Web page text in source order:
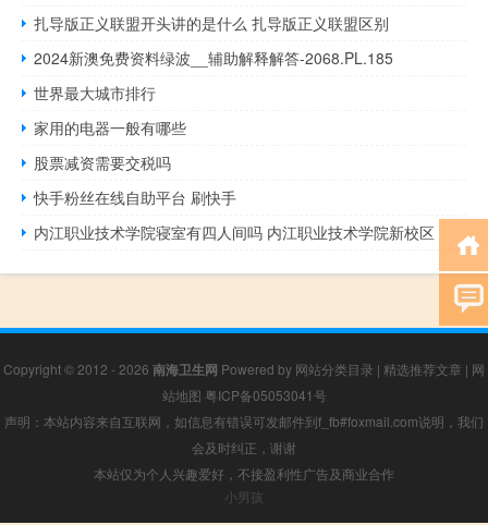
扎导版正义联盟开头讲的是什么 扎导版正义联盟区别
2024新澳免费资料绿波__辅助解释解答-2068.PL.185
世界最大城市排行
家用的电器一般有哪些
股票减资需要交税吗
快手粉丝在线自助平台 刷快手
内江职业技术学院寝室有四人间吗 内江职业技术学院新校区
Copyright © 2012 - 2026 南海卫生网 Powered by 网站分类目录 | 精选推荐文章 | 网
站地图 粤ICP备05053041号
声明：本站内容来自互联网，如信息有错误可发邮件到f_fb#foxmail.com说明，我们
会及时纠正，谢谢
本站仅为个人兴趣爱好，不接盈利性广告及商业合作
小男孩